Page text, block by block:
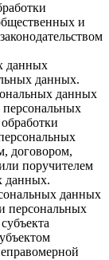
и
данных
данных.
данных
договором,
поручителем
данных.
данных
персональных